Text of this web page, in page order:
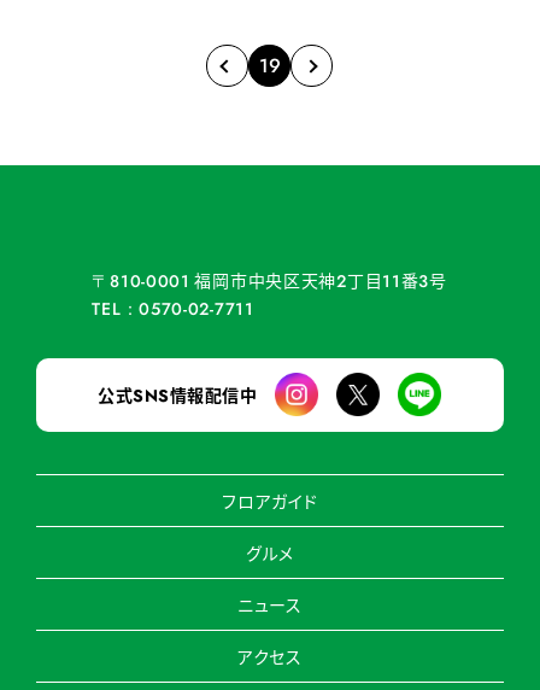
19
〒810-0001 福岡市中央区天神2丁目11番3号
TEL：0570-02-7711
公式SNS情報配信中
フロアガイド
グルメ
ニュース
アクセス